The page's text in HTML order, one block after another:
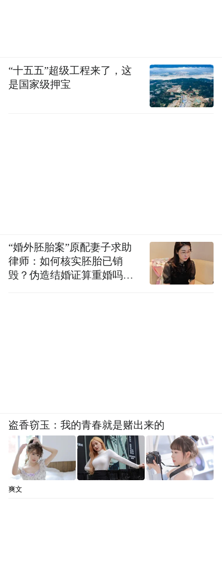
“十五五”超级工程来了，这
是国家级押宝
“婚外胚胎案”原配妻子求助
律师：如何核实胚胎已销
毁？伪造结婚证算重婚吗？
盗香窃玉：我的青春就是赌出来的
爽文